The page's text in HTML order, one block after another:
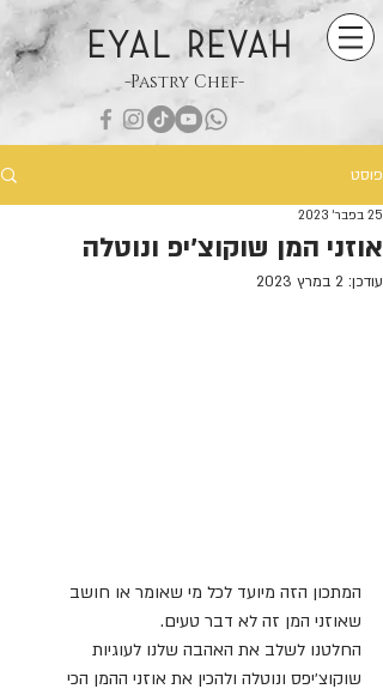
EYAL REVAH
-Pastry Chef-
פוסט
אוזני המן שוקוצ׳יפ ונוטלה
25 בפבר׳ 2023
עודכן: 2 במרץ 2023
המתכון הזה מיועד לכל מי שאומר או חושב
שאוזני המן זה לא דבר טעים.
החלטנו לשלב את האהבה שלנו לעוגיות
שוקוצ׳יפס ונוטלה ולהכין את אוזני ההמן הכי